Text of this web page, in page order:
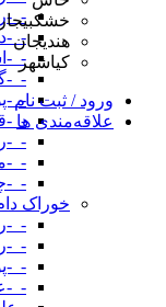
-_-
-_-
-_-
-_-
-_-
-_-
-_-
-_-
-_-
خوراک
-_-
-_-
-_-
-_-
هندیجان
کیاشهر
ورود / ثبت نام
علاقه‌مندی ها